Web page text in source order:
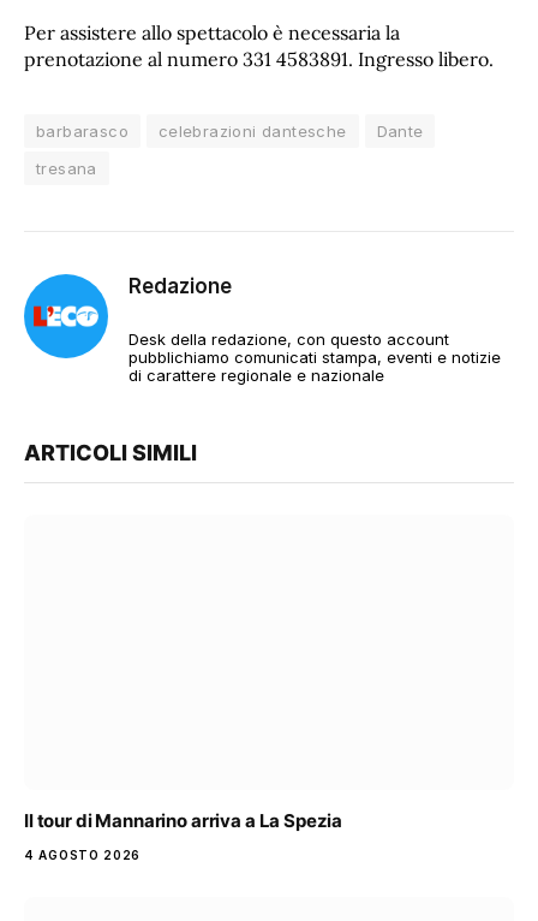
Per assistere allo spettacolo è necessaria la
prenotazione al numero 331 4583891. Ingresso libero.
barbarasco celebrazioni dantesche
Dante
tresana
Redazione
Desk della redazione, con questo account
pubblichiamo comunicati stampa, eventi e notizie
di carattere regionale e nazionale
ARTICOLI SIMILI
Il tour di Mannarino arriva a La Spezia
4 AGOSTO 2026